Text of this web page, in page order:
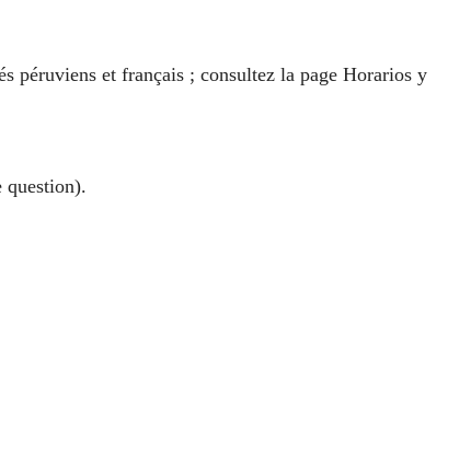
péruviens et français ; consultez la page Horarios y
question).